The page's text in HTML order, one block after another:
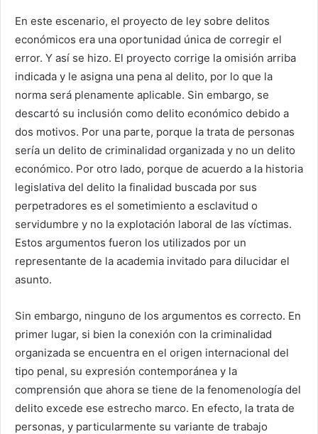
En este escenario, el proyecto de ley sobre delitos
económicos era una oportunidad única de corregir el
error. Y así se hizo. El proyecto corrige la omisión arriba
indicada y le asigna una pena al delito, por lo que la
norma será plenamente aplicable. Sin embargo, se
descartó su inclusión como delito económico debido a
dos motivos. Por una parte, porque la trata de personas
sería un delito de criminalidad organizada y no un delito
económico. Por otro lado, porque de acuerdo a la historia
legislativa del delito la finalidad buscada por sus
perpetradores es el sometimiento a esclavitud o
servidumbre y no la explotación laboral de las víctimas.
Estos argumentos fueron los utilizados por un
representante de la academia invitado para dilucidar el
asunto.
Sin embargo, ninguno de los argumentos es correcto. En
primer lugar, si bien la conexión con la criminalidad
organizada se encuentra en el origen internacional del
tipo penal, su expresión contemporánea y la
comprensión que ahora se tiene de la fenomenología del
delito excede ese estrecho marco. En efecto, la trata de
personas, y particularmente su variante de trabajo